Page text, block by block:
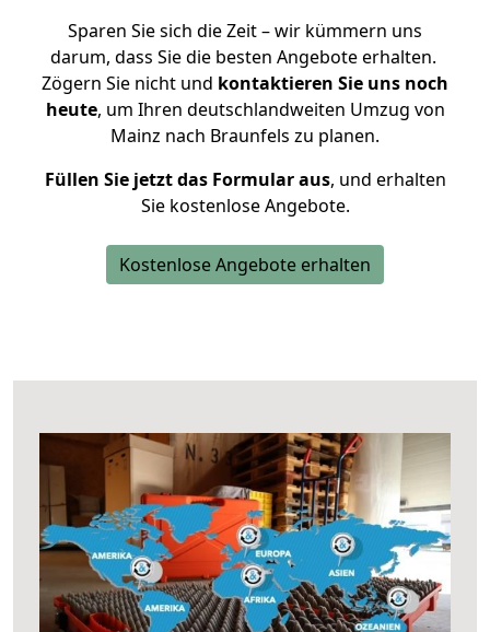
Sparen Sie sich die Zeit – wir kümmern uns
darum, dass Sie die besten Angebote erhalten.
Zögern Sie nicht und kontaktieren Sie uns noch
heute, um Ihren deutschlandweiten Umzug von
Mainz nach Braunfels zu planen.
Füllen Sie jetzt das Formular aus, und erhalten
Sie kostenlose Angebote.
Kostenlose Angebote erhalten